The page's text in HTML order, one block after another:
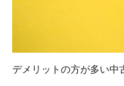
デメリットの方が多い中